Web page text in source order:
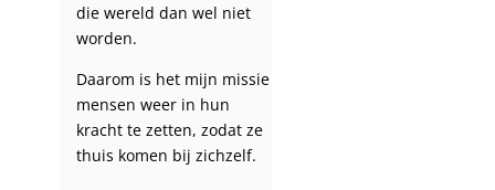
die wereld dan wel niet
worden.
Daarom is het mijn missie
mensen weer in hun
kracht te zetten, zodat ze
thuis komen bij zichzelf.